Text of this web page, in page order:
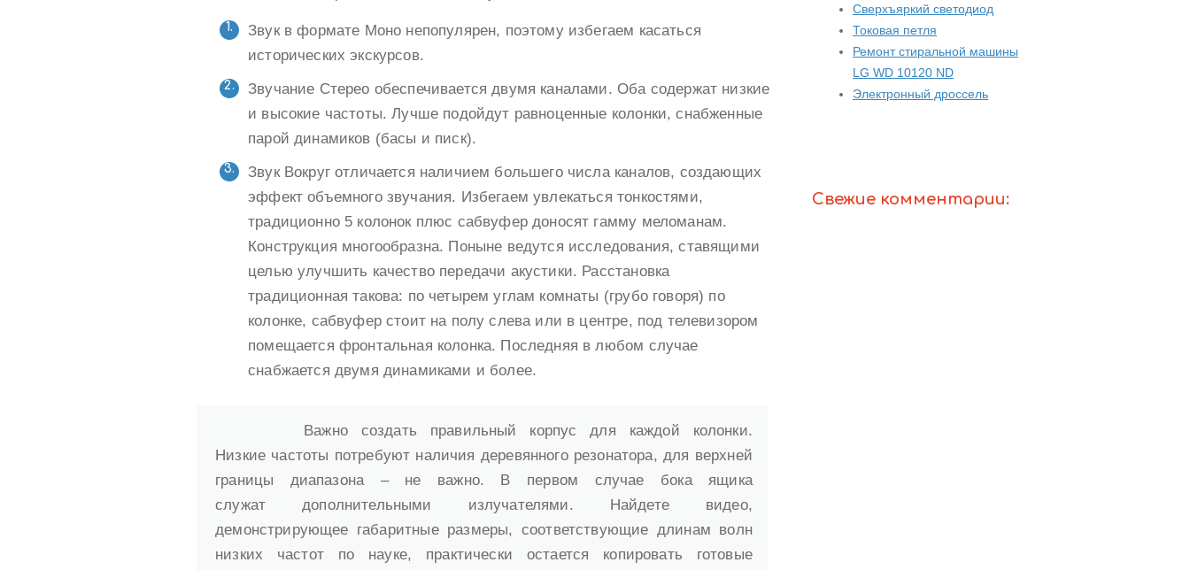
Звук в формате Моно непопулярен, поэтому избегаем касаться
исторических экскурсов.
Звучание Стерео обеспечивается двумя каналами. Оба содержат низкие
и высокие частоты. Лучше подойдут равноценные колонки, снабженные
парой динамиков (басы и писк).
Звук Вокруг отличается наличием большего числа каналов, создающих
эффект объемного звучания. Избегаем увлекаться тонкостями,
традиционно 5 колонок плюс сабвуфер доносят гамму меломанам.
Конструкция многообразна. Поныне ведутся исследования, ставящими
целью улучшить качество передачи акустики. Расстановка
традиционная такова: по четырем углам комнаты (грубо говоря) по
колонке, сабвуфер стоит на полу слева или в центре, под телевизором
помещается фронтальная колонка. Последняя в любом случае
снабжается двумя динамиками и более.
Важно создать правильный корпус для каждой колонки.
Низкие частоты потребуют наличия деревянного резонатора, для верхней
границы диапазона – не важно. В первом случае бока ящика
служат дополнительными излучателями. Найдете видео,
демонстрирующее габаритные размеры, соответствующие длинам волн
низких частот по науке, практически остается копировать готовые
Сверхъяркий светодиод
Токовая петля
Ремонт стиральной машины
LG WD 10120 ND
Электронный дроссель
Свежие комментарии: